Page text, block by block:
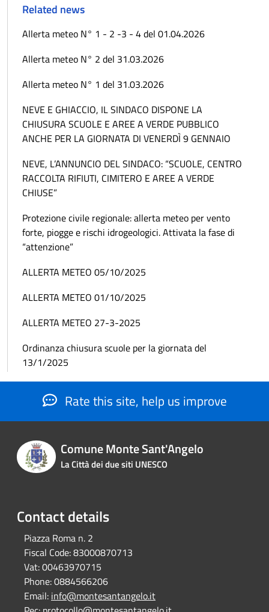
Related news
Allerta meteo N° 1 - 2 -3 - 4 del 01.04.2026
Allerta meteo N° 2 del 31.03.2026
Allerta meteo N° 1 del 31.03.2026
NEVE E GHIACCIO, IL SINDACO DISPONE LA
CHIUSURA SCUOLE E AREE A VERDE PUBBLICO
ANCHE PER LA GIORNATA DI VENERDÌ 9 GENNAIO
NEVE, L’ANNUNCIO DEL SINDACO: “SCUOLE, CENTRO
RACCOLTA RIFIUTI, CIMITERO E AREE A VERDE
CHIUSE”
Protezione civile regionale: allerta meteo per vento
forte, piogge e rischi idrogeologici. Attivata la fase di
“attenzione”
ALLERTA METEO 05/10/2025
ALLERTA METEO 01/10/2025
ALLERTA METEO 27-3-2025
Ordinanza chiusura scuole per la giornata del
13/1/2025
Rate this site, help us improve
Comune Monte Sant'Angelo
La Città dei due siti UNESCO
Contact details
Piazza Roma n. 2
Fiscal Code:83000870713
Vat:00463970715
Phone:0884566206
Email: info@montesantangelo.it